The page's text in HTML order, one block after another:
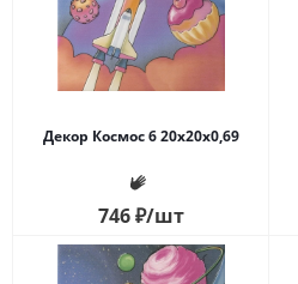
Декор Космос 6 20x20x0,69
746₽/шт